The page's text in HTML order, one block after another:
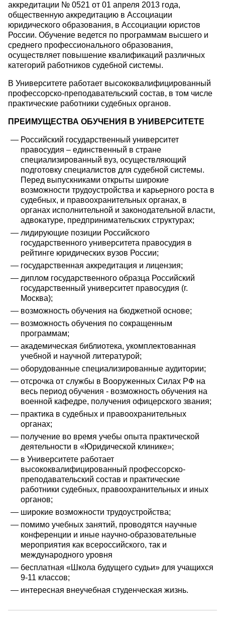
аккредитации № 0521 от 01 апреля 2013 года,
общественную аккредитацию в Ассоциации
юридического образования, в Ассоциации юристов
России. Обучение ведется по программам высшего и
среднего профессионального образования,
осуществляет повышение квалификаций различных
категорий работников судебной системы.
В Университете работает высококвалифицированный
профессорско-преподавательский состав, в том числе
практические работники судебных органов.
ПРЕИМУЩЕСТВА ОБУЧЕНИЯ В УНИВЕРСИТЕТЕ
Российский государственный университет
правосудия – единственный в стране
специализированный вуз, осуществляющий
подготовку специалистов для судебной системы.
Перед выпускниками открыты широкие
возможности трудоустройства и карьерного роста в
судебных, и правоохранительных органах, в
органах исполнительной и законодательной власти,
адвокатуре, предпринимательских структурах;
лидирующие позиции Российского
государственного университета правосудия в
рейтинге юридических вузов России;
государственная аккредитация и лицензия;
диплом государственного образца Российский
государственный университет правосудия (г.
Москва);
возможность обучения на бюджетной основе;
возможность обучения по сокращенным
программам;
академическая библиотека, укомплектованная
учебной и научной литературой;
оборудованные специализированные аудитории;
отсрочка от службы в Вооруженных Силах РФ на
весь период обучения - возможность обучения на
военной кафедре, получения офицерского звания;
практика в судебных и правоохранительных
органах;
получение во время учебы опыта практической
деятельности в «Юридической клинике»;
в Университете работает
высококвалифицированный профессорско-
преподавательский состав и практические
работники судебных, правоохранительных и иных
органов;
широкие возможности трудоустройства;
помимо учебных занятий, проводятся научные
конференции и иные научно-образовательные
мероприятия как всероссийского, так и
международного уровня
бесплатная «Школа будущего судьи» для учащихся
9-11 классов;
интересная внеучебная студенческая жизнь.